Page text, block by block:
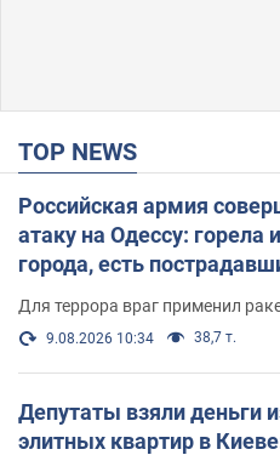
TOP NEWS
Российская армия
атаку на Одессу: горела
города, есть
Для террора враг применил
9.08.2026 10:34 38,7 т.
Депутаты взяли деньги
элитных квартир в